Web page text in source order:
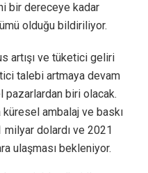
bir dereceye kadar
olduğu bildiriliyor.
artışı ve tüketici geliri
talebi artmaya devam
biri olacak.
ambalaj ve baskı
dolardı ve 2021
ulaşması bekleniyor.